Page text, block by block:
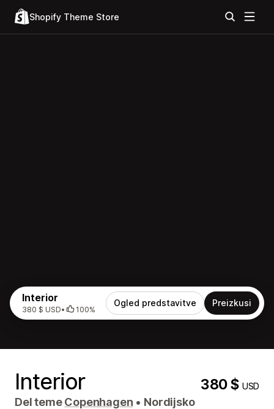
Shopify Theme Store
Interior
380 $ USD• 100%
Ogled predstavitve Preizkusi
Interior 380 $USD
Del temeCopenhagen • Nordijsko